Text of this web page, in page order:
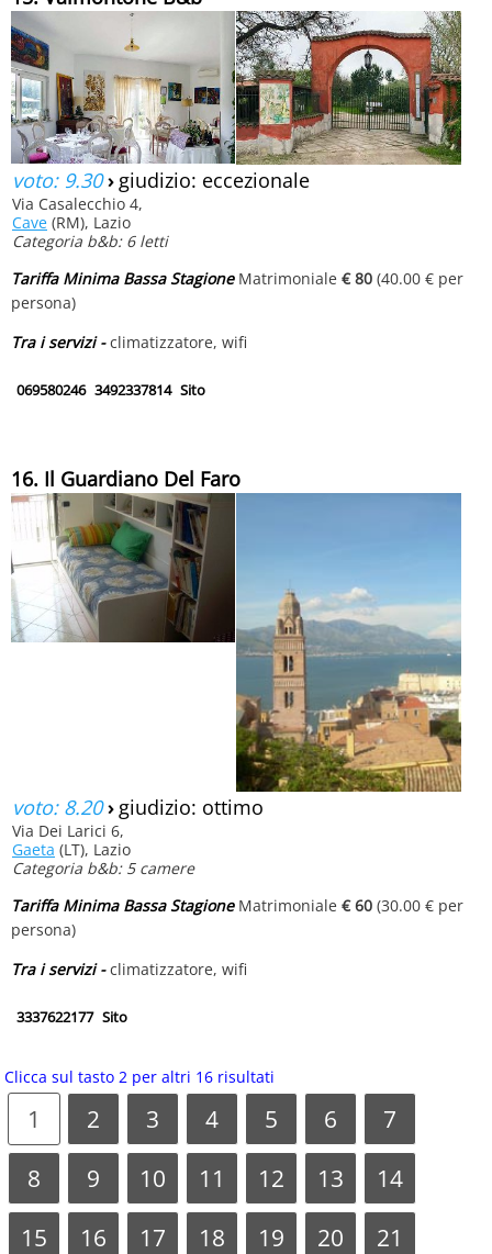
voto: 9.30› giudizio: eccezionale
Via Casalecchio 4,
Cave (RM), Lazio
Categoria b&b: 6 letti
Tariffa Minima Bassa StagioneMatrimoniale € 80 (40.00 € per
persona)
Tra i servizi -climatizzatore, wifi
069580246 3492337814 Sito
16. Il Guardiano Del Faro
voto: 8.20› giudizio: ottimo
Via Dei Larici 6,
Gaeta (LT), Lazio
Categoria b&b: 5 camere
Tariffa Minima Bassa StagioneMatrimoniale € 60 (30.00 € per
persona)
Tra i servizi -climatizzatore, wifi
3337622177 Sito
Clicca sul tasto 2 per altri 16 risultati
1 2 3 4 5 6
7
8
9 10 11 12 13
14
15
16 17 18 19 20
21